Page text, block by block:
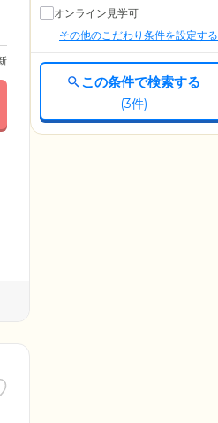
オンライン見学可
その他のこだわり条件を設定する
この条件で検索する
(3件)